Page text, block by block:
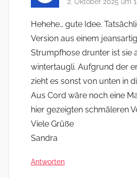
Hehehe… gute Idee.
Version aus einem
Strumpfhose drunter ist sie
wintertaugli. Aufgrund der
zieht es sonst von unten in
Aus Cord wäre noch eine
hier gezeigten schmäleren
Viele Grüße
Sandra
Antworten